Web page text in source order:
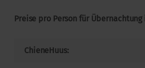
Preise pro Person für
ChieneHuus: